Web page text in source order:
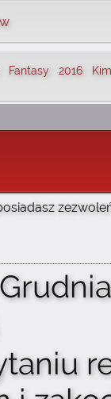
Fantasy 2016